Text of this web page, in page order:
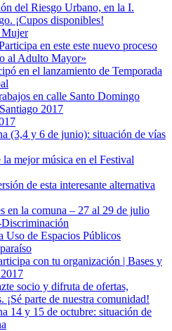
del Riesgo Urbano, en la I.
¡Cupos disponibles!
Mujer
en este este nuevo proceso
al Adulto Mayor»
en el lanzamiento de Temporada
en calle Santo Domingo
2017
(3,4 y 6 de junio): situación de vías
mejor música en el Festival
de esta interesante alternativa
en la comuna – 27 al 29 de julio
Uso de Espacios Públicos
con tu organización | Bases y
socio y difruta de ofertas,
¡Sé parte de nuestra comunidad!
14 y 15 de octubre: situación de